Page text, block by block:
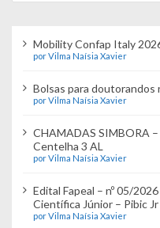
Mobility Confap Italy
por Vilma Naísia Xavier
Bolsas para doutorandos
por Vilma Naísia Xavier
CHAMADAS SIMBORA
Centelha 3 AL
por Vilma Naísia Xavier
Edital Fapeal – nº 05/
Científica Júnior – Pibic
por Vilma Naísia Xavier